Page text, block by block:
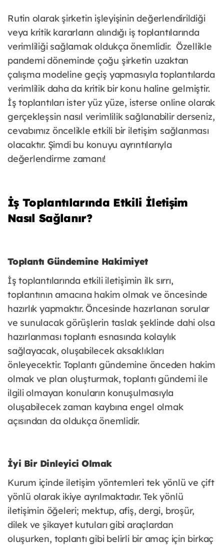
Rutin olarak şirketin işleyişinin değerlendirildiği
veya kritik kararların alındığı iş toplantılarında
verimliliği sağlamak oldukça önemlidir. Özellikle
pandemi döneminde çoğu şirketin uzaktan
çalışma modeline geçiş yapmasıyla toplantılarda
verimlilik daha da kritik bir konu haline gelmiştir.
İş toplantıları ister yüz yüze, isterse online olarak
gerçekleşsin nasıl verimlilik sağlanabilir derseniz,
cevabımız öncelikle etkili bir iletişim sağlanması
olacaktır. Şimdi bu konuyu ayrıntılarıyla
değerlendirme zamanı!
İş Toplantılarında Etkili İletişim
Nasıl Sağlanır?
Toplantı Gündemine Hakimiyet
İş toplantılarında etkili iletişimin ilk sırrı,
toplantının amacına hakim olmak ve öncesinde
hazırlık yapmaktır. Öncesinde hazırlanan sorular
ve sunulacak görüşlerin taslak şeklinde dahi olsa
hazırlanması toplantı esnasında kolaylık
sağlayacak, oluşabilecek aksaklıkları
önleyecektir. Toplantı gündemine önceden hakim
olmak ve plan oluşturmak, toplantı gündemi ile
ilgili olmayan konuların konuşulmasıyla
oluşabilecek zaman kaybına engel olmak
açısından da oldukça önemlidir.
İyi Bir Dinleyici Olmak
Kurum içinde iletişim yöntemleri tek yönlü ve çift
yönlü olarak ikiye ayrılmaktadır. Tek yönlü
iletişimin öğeleri; mektup, afiş, dergi, broşür,
dilek ve şikayet kutuları gibi araçlardan
oluşurken, toplantı gibi belirli bir amaç için birkaç